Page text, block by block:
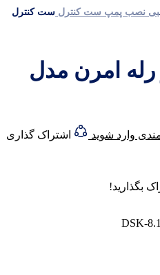
نصب پمپ ست کنترل ست کنترل
امرن مدل
وارد شوید
اشتراک گذاری
بگذارید!